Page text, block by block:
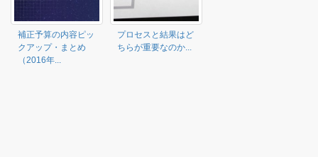
補正予算の内容ピッ
クアップ・まとめ
（2016年...
プロセスと結果はど
ちらが重要なのか...